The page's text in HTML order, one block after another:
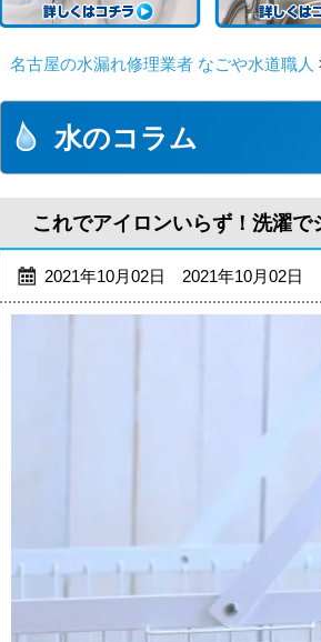
名古屋の水漏れ修理業者 なごや水道職人
水のコラム
これでアイロンいらず！洗濯
2021年10月02日 2021年10月02日